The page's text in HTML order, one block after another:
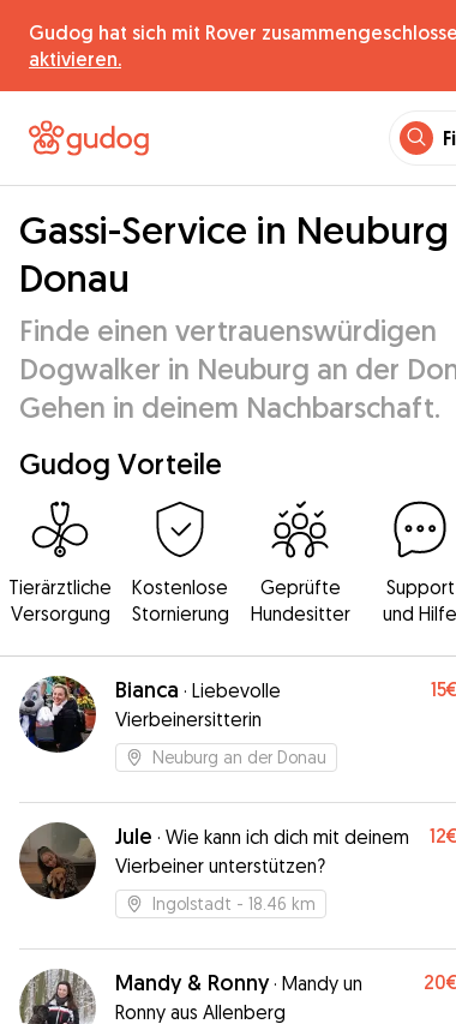
Gudog hat sich mit Rover
aktivieren.
Gassi-Service in
Donau
Finde einen vertrauenswürdigen
Dogwalker in Neuburg an der
Gehen in deinem Nachbarschaft.
Gudog Vorteile
Tierärztliche
Versorgung
Kostenlose
Stornierung
Geprüfte
Hundesitter
Support
und Hilfe
Bianca · Liebevolle
Vierbeinersitterin
15€
Neuburg an der Donau
Jule · Wie kann ich dich mit deinem
Vierbeiner unterstützen?
12€
Ingolstadt - 18.46 km
Mandy & Ronny· Mandy un
Ronny aus Allenberg
20€